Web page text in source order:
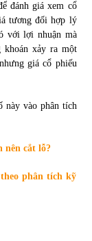
ròng 28,7 tỷ đồng
xếp hạng 2022
đánh giá xem cổ
tương đối hợp lý
với lợi nhuận mà
xảy ra một
giá cổ phiếu
này vào phân tích
nên cắt lỗ?
phân tích kỹ